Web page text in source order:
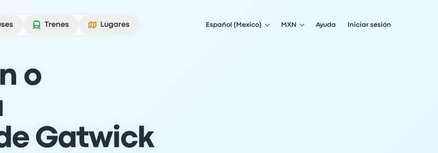
Trenes Lugares Español (Mexico) MXN Ayuda Iniciar sesión
o
Gatwick